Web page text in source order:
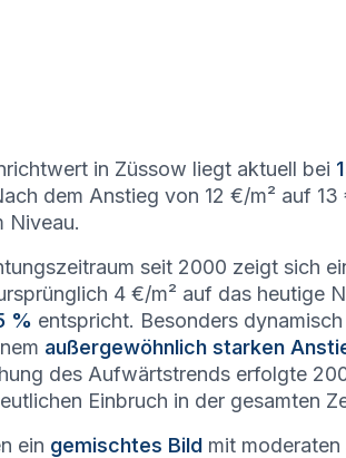
in Züssow liegt aktuell bei
dem Anstieg von 12 €/m² auf
Niveau.
seit 2000 zeigt sich
4 €/m² auf das heutige
% entspricht. Besonders
außergewöhnlich starken
des Aufwärtstrends erfolgte
Einbruch in der gesamten
ein gemischtes Bild mit